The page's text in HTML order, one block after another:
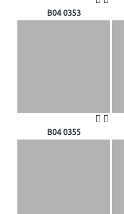
B04 0353
B04 0355